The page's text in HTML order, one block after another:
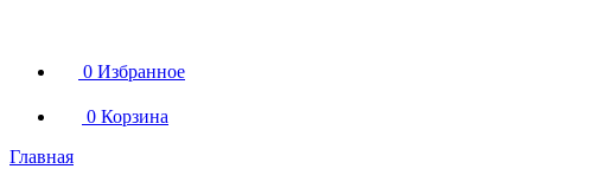
0 Избранное
0 Корзина
Главная